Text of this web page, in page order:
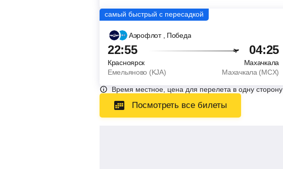
Аэрофлот , Победа
22:55 04:25
Красноярск
Махачкала
Емельяново (KJA)
Махачкала (MCX)
Время местное, цена для перелета в одну сторону
Посмотреть все билеты